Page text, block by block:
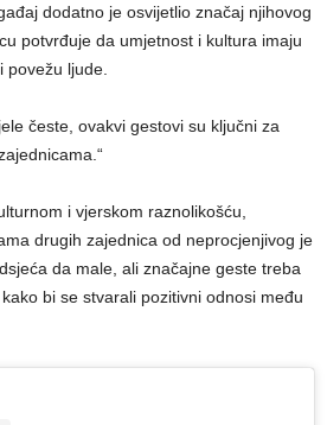
dodatno je osvijetlio značaj njihovog
potvrđuje da umjetnost i kultura imaju
povežu ljude.
česte, ovakvi gestovi su ključni za
i vjerskom raznolikošću,
drugih zajednica od neprocjenjivog je
da male, ali značajne geste treba
bi se stvarali pozitivni odnosi među